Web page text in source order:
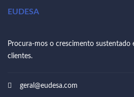
EUDESA
Procura-mos o crescimento sustentado
clientes.
geral@eudesa.com